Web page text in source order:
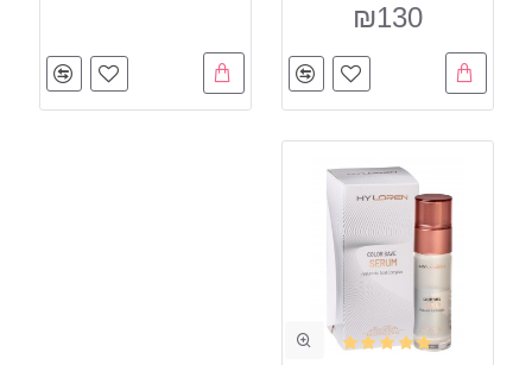
₪130